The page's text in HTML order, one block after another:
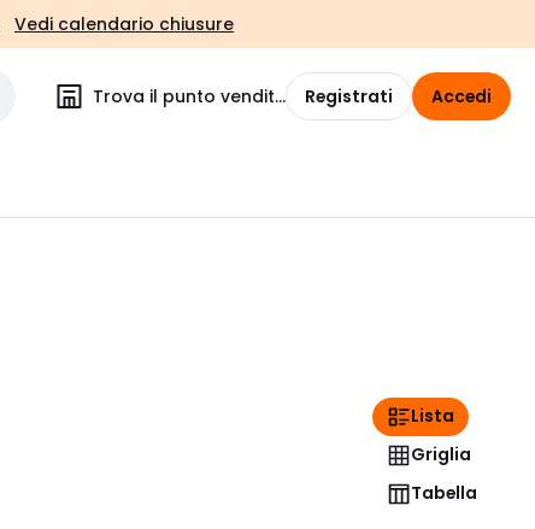
Vedi calendario chiusure
Trova il punto vendita Registrati Accedi
Lista
Griglia
Tabella